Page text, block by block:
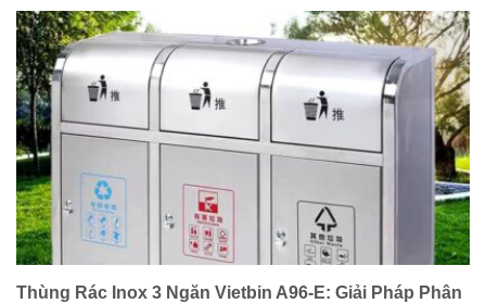
Thùng Rác Inox 3 Ngăn Vietbin A96-E: Giải Pháp Phân